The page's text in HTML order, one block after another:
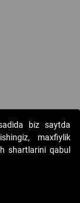
biz saytda
maxfiylik
shartlarini qabul